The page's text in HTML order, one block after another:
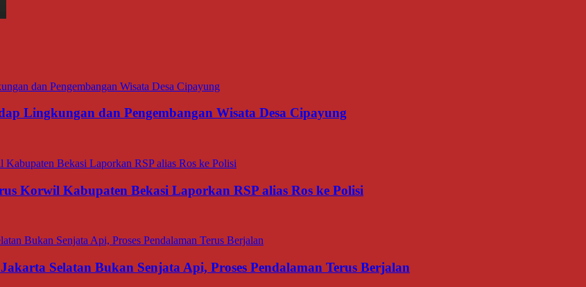
Lingkungan dan Pengembangan Wisata Desa Cipayung
Korwil Kabupaten Bekasi Laporkan RSP alias Ros ke Polisi
Selatan Bukan Senjata Api, Proses Pendalaman Terus Berjalan